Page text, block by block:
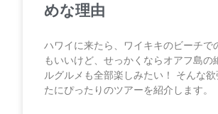
めな理由
ハワイに来たら、ワイキキのビーチで
もいいけど、せっかくならオアフ島の
ルグルメも全部楽しみたい！ そんな
たにぴったりのツアーを紹介します。